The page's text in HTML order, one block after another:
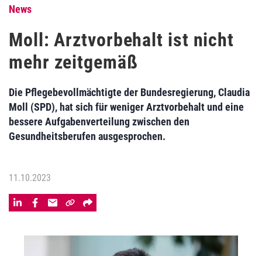
News
Moll: Arztvorbehalt ist nicht
mehr zeitgemäß
Die Pflegebevollmächtigte der Bundesregierung, Claudia
Moll (SPD), hat sich für weniger Arztvorbehalt und eine
bessere Aufgabenverteilung zwischen den
Gesundheitsberufen ausgesprochen.
11.10.2023